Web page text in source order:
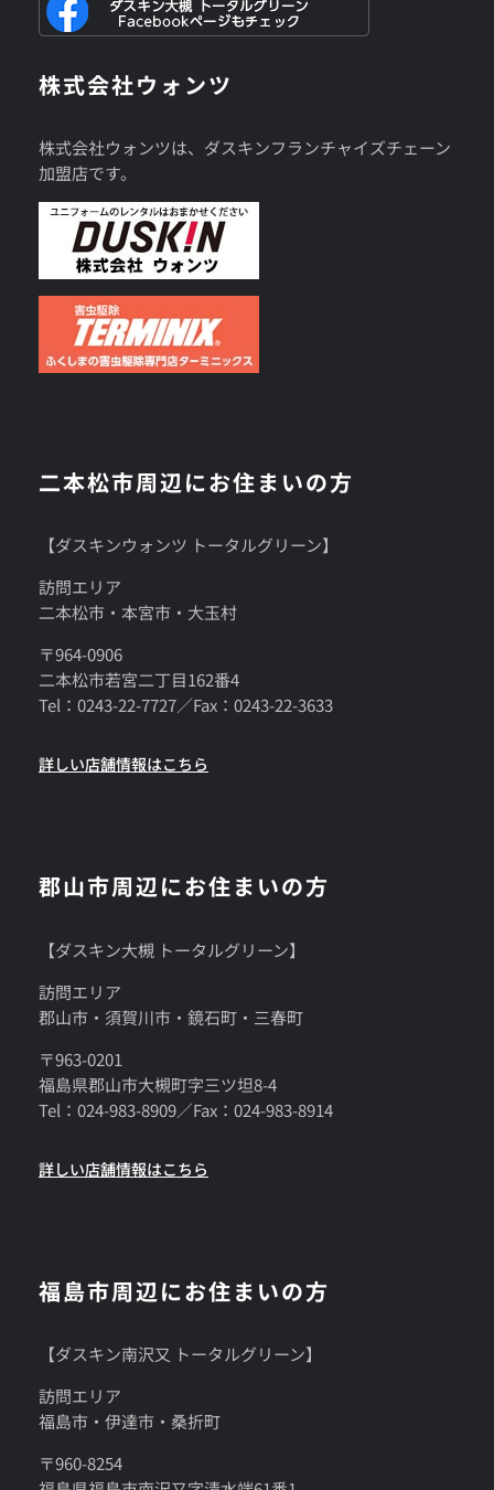
株式会社ウォンツ
株式会社ウォンツは、ダスキンフランチャイズチェーン
加盟店です。
二本松市周辺にお住まいの方
【ダスキンウォンツ トータルグリーン】
訪問エリア
二本松市・本宮市・大玉村
〒964-0906
二本松市若宮二丁目162番4
Tel：0243-22-7727／Fax：0243-22-3633
詳しい店舗情報はこちら
郡山市周辺にお住まいの方
【ダスキン大槻 トータルグリーン】
訪問エリア
郡山市・須賀川市・鏡石町・三春町
〒963-0201
福島県郡山市大槻町字三ツ坦8-4
Tel：024-983-8909／Fax：024-983-8914
詳しい店舗情報はこちら
福島市周辺にお住まいの方
【ダスキン南沢又 トータルグリーン】
訪問エリア
福島市・伊達市・桑折町
〒960-8254